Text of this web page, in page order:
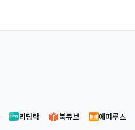
리딩락 북큐브 에피루스